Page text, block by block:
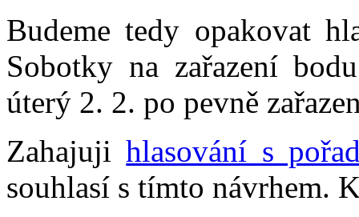
Budeme tedy opakovat
Sobotky na zařazení
úterý 2. 2. po pevně
Zahajujihlasování s
souhlasí s tímto návrhem.